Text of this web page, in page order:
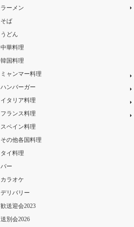
ラーメン
そば
うどん
中華料理
韓国料理
ミャンマー料理
ハンバーガー
イタリア料理
フランス料理
スペイン料理
その他各国料理
タイ料理
バー
カラオケ
デリバリー
歓送迎会2023
送別会2026